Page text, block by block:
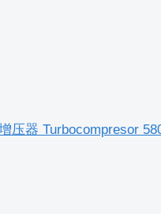
压器 Turbocompresor